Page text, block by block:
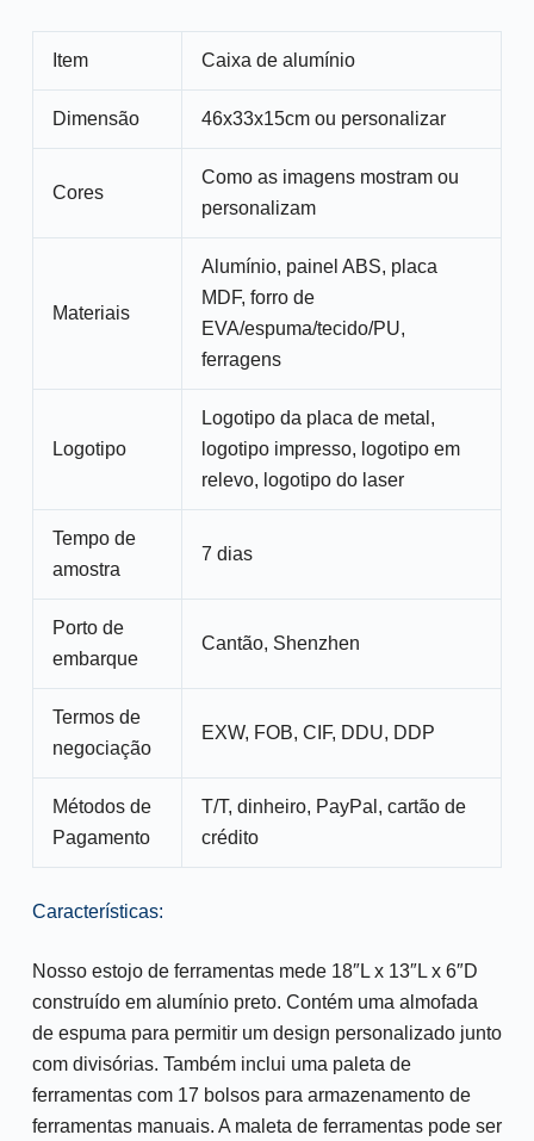
Item Caixa de alumínio
Dimensão 46x33x15cm ou personalizar
Cores
Como as imagens mostram ou
personalizam
Materiais
Alumínio, painel ABS, placa
MDF, forro de
EVA/espuma/tecido/PU,
ferragens
Logotipo
Logotipo da placa de metal,
logotipo impresso, logotipo em
relevo, logotipo do laser
Tempo de
amostra
7 dias
Porto de
embarque
Cantão, Shenzhen
Termos de
negociação
EXW, FOB, CIF, DDU, DDP
Métodos de
Pagamento
T/T, dinheiro, PayPal, cartão de
crédito
Características:
Nosso estojo de ferramentas mede 18″L x 13″L x 6″D
construído em alumínio preto. Contém uma almofada
de espuma para permitir um design personalizado junto
com divisórias. Também inclui uma paleta de
ferramentas com 17 bolsos para armazenamento de
ferramentas manuais. A maleta de ferramentas pode ser